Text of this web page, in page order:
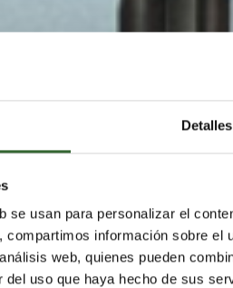
Detalles
se usan para personalizar el
compartimos información sobre el
web, quienes pueden
del uso que haya hecho de sus
SUEÑO DE
África,